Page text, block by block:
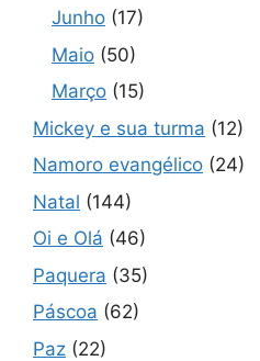
Junho (17)
Maio (50)
Março (15)
Mickey e sua turma (12)
Namoro evangélico (24)
Natal (144)
Oi e Olá (46)
Paquera (35)
Páscoa (62)
Paz (22)